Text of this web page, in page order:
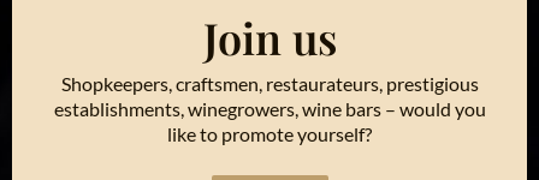
Join us
Shopkeepers, craftsmen, restaurateurs, prestigious
establishments, winegrowers, wine bars – would you
like to promote yourself?